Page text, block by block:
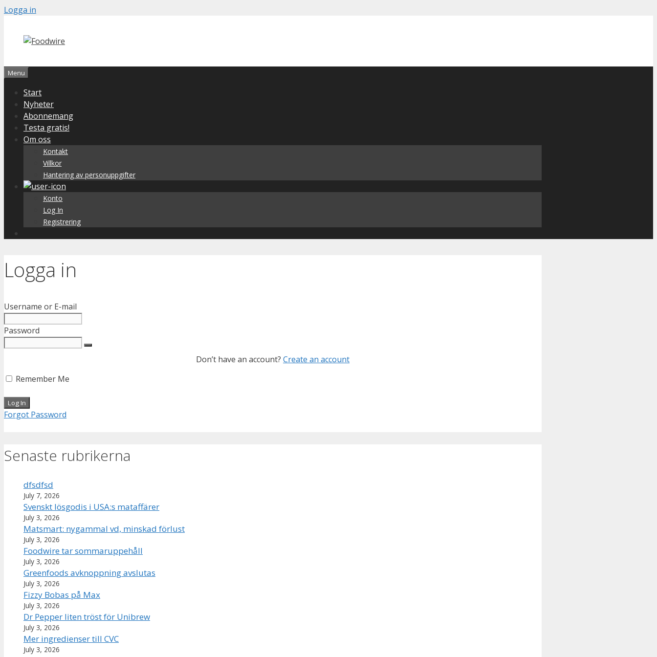
Skip
content
Logga in
Menu
Start
Nyheter
Abonnemang
Testa gratis!
Om oss
Kontakt
Villkor
Hantering av personuppgifter
Konto
Log In
Registrering
Logga in
Username or E-mail
Password
Don’t have an account? Create an account
Remember Me
Forgot Password
Senaste rubrikerna
dfsdfsd
July 7, 2026
Svenskt lösgodis i USA:s mataffärer
July 3, 2026
Matsmart: nygammal vd, minskad förlust
July 3, 2026
Foodwire tar sommaruppehåll
July 3, 2026
Greenfoods avknoppning avslutas
July 3, 2026
Fizzy Bobas på Max
July 3, 2026
Dr Pepper liten tröst för Unibrew
July 3, 2026
Mer ingredienser till CVC
July 3, 2026